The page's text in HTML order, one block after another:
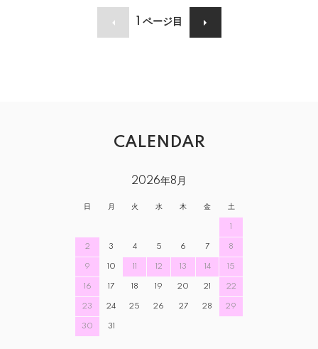
ページ目
CALENDAR
2026年8月
日 月 火 水 木 金 土
1
2 3 4 5 6 7 8
9 10 11 12 13 14 15
16 17 18 19 20 21 22
23 24 25 26 27 28 29
30 31